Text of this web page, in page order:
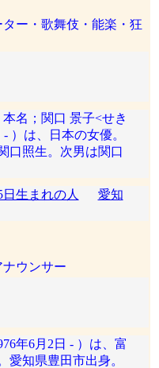
ー・歌舞伎・能楽・狂
名；関口 景子<せき
）は、日本の女優。
口照生。次男は関口
日生まれの人
愛知
ウンサー
年6月2日 - ）は、富
愛知県豊田市出身。